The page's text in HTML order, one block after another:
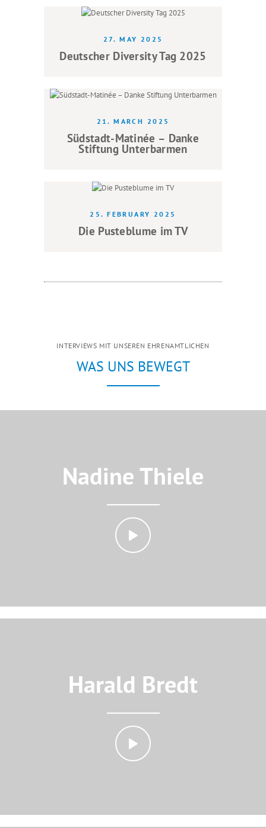
27. MAY 2025
Deutscher Diversity Tag 2025
21. MARCH 2025
Südstadt-Matinée – Danke
Stiftung Unterbarmen
25. FEBRUARY 2025
Die Pusteblume im TV
INTERVIEWS MIT UNSEREN EHRENAMTLICHEN
WAS UNS BEWEGT
Nadine Thiele
Harald Bredt